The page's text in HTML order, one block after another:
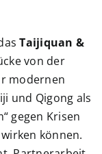
Taijiquan &
von der
modernen
und Qigong als
gegen Krisen
können.